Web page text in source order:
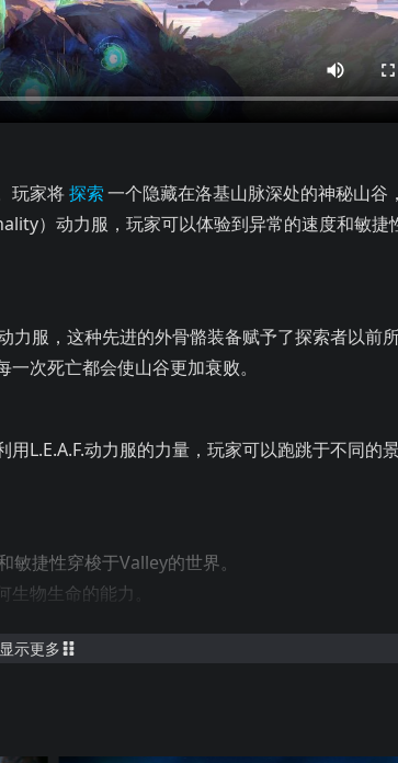
脉深处的神秘山谷，通过使用L.E.A.F.（
玩家将探索一个隐藏在洛基山脉深处的神秘山谷
）动力服，玩家可以体验到异常的速度和敏捷
力服，这种先进的外骨骼装备赋予了探索者以前
次死亡都会使山谷更加衰败。
L.E.A.F.动力服的力量，玩家可以跑跳于不同的
敏捷性穿梭于Valley的世界。
物生命的能力。
显示更多